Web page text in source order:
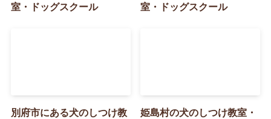
室・ドッグスクール
室・ドッグスクール
別府市にある犬のしつけ教
姫島村の犬のしつけ教室・